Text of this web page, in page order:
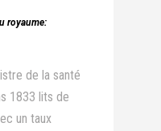
royaume:
de la santé
1833 lits de
un taux